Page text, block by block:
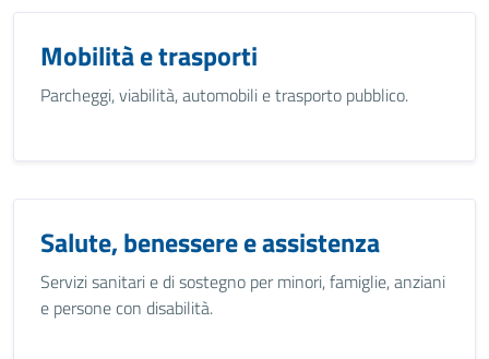
Mobilità e trasporti
Parcheggi, viabilità, automobili e trasporto pubblico.
Salute, benessere e assistenza
Servizi sanitari e di sostegno per minori, famiglie, anziani
e persone con disabilità.